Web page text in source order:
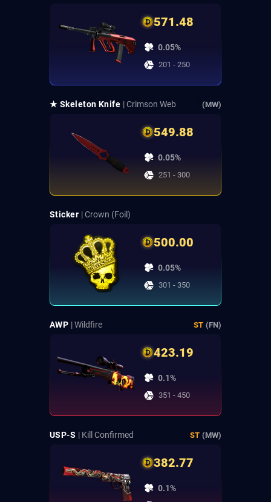
571.48
0.05%
201 - 250
★ Skeleton Knife | Crimson Web (MW)
549.88
0.05%
251 - 300
Sticker | Crown (Foil)
500.00
0.05%
301 - 350
AWP | Wildfire ST (FN)
423.19
0.1%
351 - 450
USP-S | Kill Confirmed ST (MW)
382.77
0.1%